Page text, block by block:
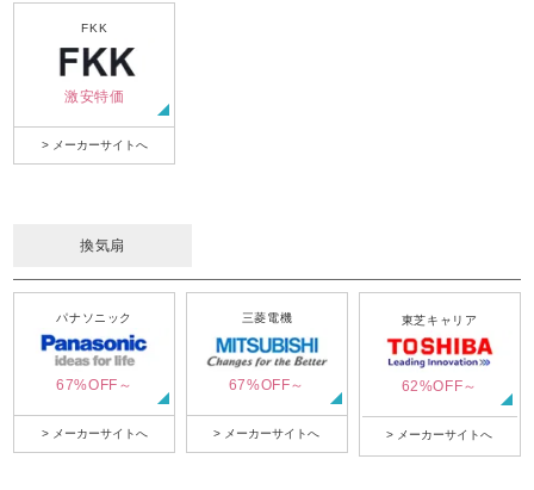
FKK
激安特価
> メーカーサイトへ
換気扇
パナソニック
67%OFF～
> メーカーサイトへ
三菱電機
67%OFF～
> メーカーサイトへ
東芝キャリア
62%OFF～
> メーカーサイトへ